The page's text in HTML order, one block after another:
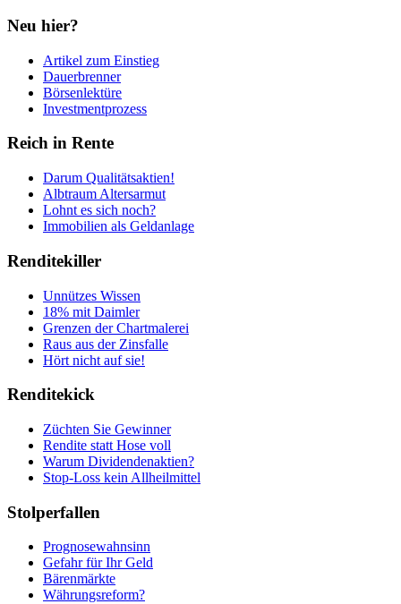
Neu hier?
Artikel zum Einstieg
Dauerbrenner
Börsenlektüre
Investmentprozess
Reich in Rente
Darum Qualitätsaktien!
Albtraum Altersarmut
Lohnt es sich noch?
Immobilien als Geldanlage
Renditekiller
Unnützes Wissen
18% mit Daimler
Grenzen der Chartmalerei
Raus aus der Zinsfalle
Hört nicht auf sie!
Renditekick
Züchten Sie Gewinner
Rendite statt Hose voll
Warum Dividendenaktien?
Stop-Loss kein Allheilmittel
Stolperfallen
Prognosewahnsinn
Gefahr für Ihr Geld
Bärenmärkte
Währungsreform?